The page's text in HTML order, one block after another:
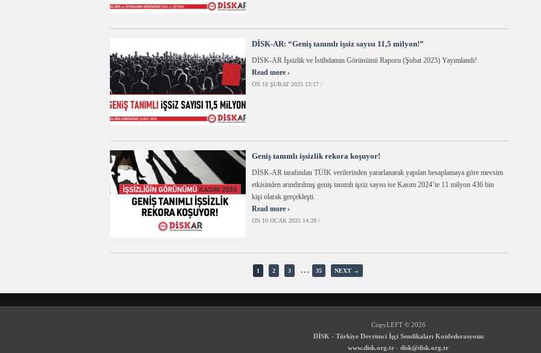
DİSK-AR: “Geniş tanımlı işsiz sayısı 11,5 milyon!”
DİSK-AR İşsizlik ve İstihdamın Görünümü Raporu (Şubat 2025) Yayımlandı!
Read more ›
ON 10 ŞUBAT 2025 13:17 /
Geniş tanımlı işsizlik rekora koşuyor!
DİSK-AR tarafından TÜİK verilerinden yararlanarak yapılan hesaplamaya göre mevsim
etkisinden arındırılmış geniş tanımlı işsiz sayısı ise Kasım 2024’te 11 milyon 436 bin
kişi olarak gerçekleşti.
Read more ›
ON 10 OCAK 2025 14:28 /
1 2 3 … 35 NEXT →
CopyLEFT © 2026
DİSK - Türkiye Devrimci İşçi Sendikaları Konfederasyonu
www.disk.org.tr - disk@disk.org.tr